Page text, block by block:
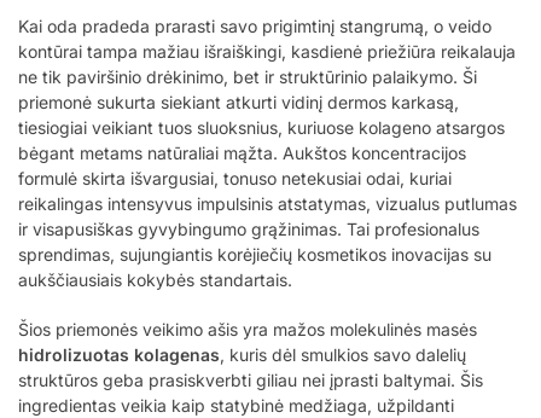
Kai oda pradeda prarasti savo prigimtinį stangrumą, o veido
kontūrai tampa mažiau išraiškingi, kasdienė priežiūra reikalauja
ne tik paviršinio drėkinimo, bet ir struktūrinio palaikymo. Ši
priemonė sukurta siekiant atkurti vidinį dermos karkasą,
tiesiogiai veikiant tuos sluoksnius, kuriuose kolageno atsargos
bėgant metams natūraliai mąžta. Aukštos koncentracijos
formulė skirta išvargusiai, tonuso netekusiai odai, kuriai
reikalingas intensyvus impulsinis atstatymas, vizualus putlumas
ir visapusiškas gyvybingumo grąžinimas. Tai profesionalus
sprendimas, sujungiantis korėjiečių kosmetikos inovacijas su
aukščiausiais kokybės standartais.
Šios priemonės veikimo ašis yra mažos molekulinės masės
hidrolizuotas kolagenas, kuris dėl smulkios savo dalelių
struktūros geba prasiskverbti giliau nei įprasti baltymai. Šis
ingredientas veikia kaip statybinė medžiaga, užpildanti